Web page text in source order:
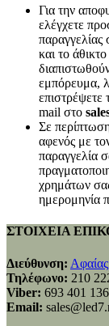
Για την
ελέγχετε
και το
εμπόρευμα,
επιστρέψετε
mail στο
Σε
αφενός με
παραγγελία
χρημάτων
ημερομηνία
ΣΤΟΙΧΕΙΑ
Διεύθυνση:
Τηλέφωνο: 210
Viber: 693 401
Email: